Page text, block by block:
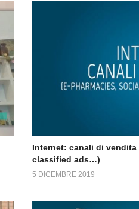
Internet: canali di
classified ads…)
5 DICEMBRE 2019